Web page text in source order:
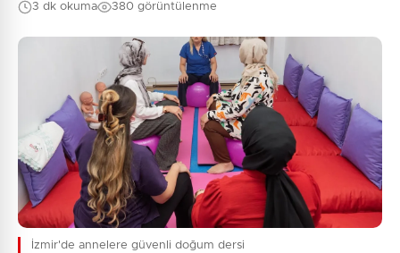
3 dk okuma 380 görüntülenme
İzmir'de annelere güvenli doğum dersi